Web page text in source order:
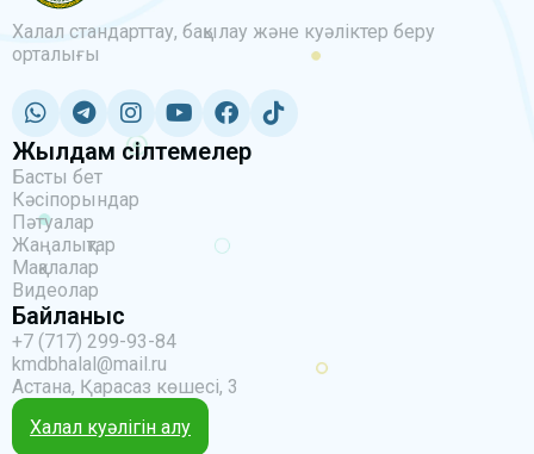
Халал стандарттау, бақылау және куәліктер беру
орталығы
Жылдам сілтемелер
Басты бет
Кәсіпорындар
Пәтуалар
Жаңалықтар
Мақалалар
Видеолар
Байланыс
+7 (717) 299-93-84
kmdbhalal@mail.ru
Астана, Қарасаз көшесі, 3
Халал куәлігін алу